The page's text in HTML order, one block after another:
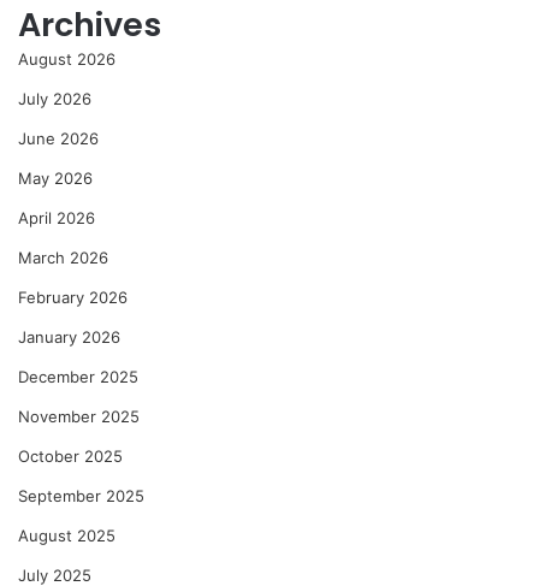
Archives
August 2026
July 2026
June 2026
May 2026
April 2026
March 2026
February 2026
January 2026
December 2025
November 2025
October 2025
September 2025
August 2025
July 2025